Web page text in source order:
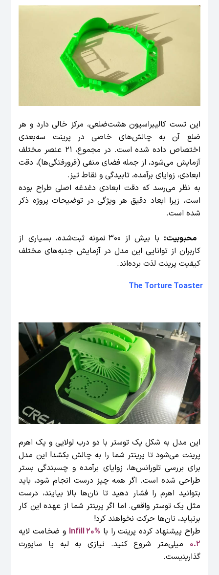
این تست کالیبراسیون هشت‌ضلعی، مرکز خالی دارد و هر
ضلع آن به چالش‌های خاصی در پرینت سه‌بعدی
اختصاص داده شده است. در مجموع، 21 عنصر مختلف
آزمایش می‌شود، از جمله فضای منفی (فرورفتگی‌ها)، دقت
ابعادی، زوایای برآمده، تابیدگی و نقاط تیز.
به نظر می‌رسد که دقت ابعادی دغدغه اصلی طراح بوده
است، زیرا ابعاد دقیق هر ویژگی در توضیحات پروژه ذکر
شده است.
محبوبیت:
با بیش از 300 نمونه ثبت‌شده، بسیاری از
کاربران از توانایی این مدل در آزمایش جنبه‌های مختلف
کیفیت پرینت لذت برده‌اند.
The Torture Toaster
این مدل به شکل یک توستر با دو درب لولایی و یک اهرم
پرینت می‌شود تا پرینتر شما را به چالش بکشد! این مدل
برای بررسی تلورانس‌ها، زوایای برآمده و چسبندگی بستر
طراحی شده است. اگر همه چیز درست انجام شود، باید
بتوانید اهرم را فشار دهید تا نان‌ها بالا بیایند، درست
مثل یک توستر واقعی. اما اگر پرینتر شما از عهده این کار
برنیاید، نان‌ها حرکت نخواهند کرد!
طراح پیشنهاد کرده پرینت را با Infill 20% و ضخامت لایه
0.2 میلی‌متر شروع کنید. نیازی به لبه یا ساپورت
گذارینیست.